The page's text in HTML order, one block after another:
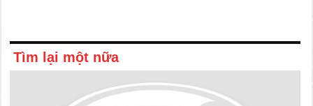
Tìm lại một nữa